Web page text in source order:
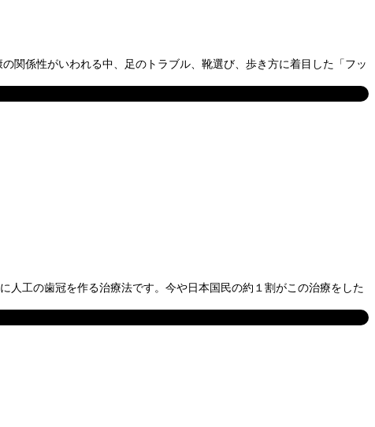
関係性がいわれる中、足のトラブル、靴選び、歩き方に着目した「フッ
工の歯冠を作る治療法です。今や日本国民の約１割がこの治療をした